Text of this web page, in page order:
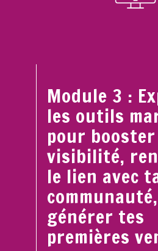
Module 3 :
les outils
pour
visibilité,
le lien avec
générer tes
premières